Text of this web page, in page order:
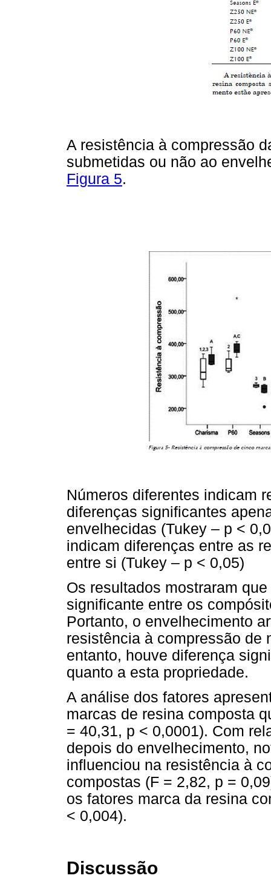
A resistência à compressão
submetidas ou não ao
Figura 5.
Números diferentes indicam
diferenças significantes
envelhecidas (Tukey – p <
indicam diferenças entre as
entre si (Tukey – p < 0,05)
Os resultados mostraram
significante entre os
Portanto, o envelhecimento
resistência à compressão de
entanto, houve diferença
quanto a esta propriedade.
A análise dos fatores
marcas de resina composta
= 40,31, p < 0,0001). Com
depois do envelhecimento,
influenciou na resistência à
compostas (F = 2,82, p =
os fatores marca da resina
< 0,004).
Discussão